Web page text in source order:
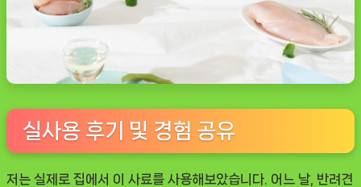
실사용 후기 및 경험 공유
저는 실제로 집에서 이 사료를 사용해보았습니다. 어느 날, 반려견